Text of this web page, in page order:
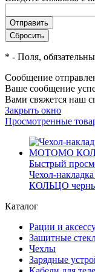
* - Поля,
Сообщение
Ваше сообщение
Вами свяжется наш
Закрыть окно
Просмотренные
Быстрый
Чехол-
КОЛЬЦО
Каталог
Рации и
Защитные
Чехлы
Зарядные